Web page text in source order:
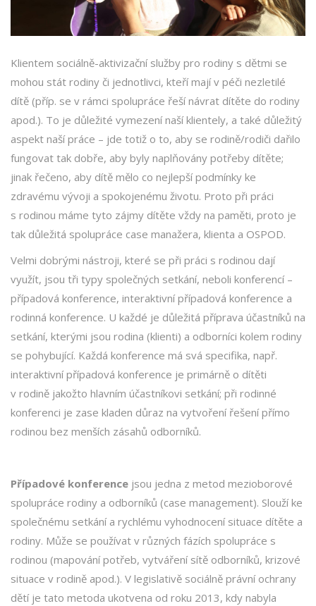
Klientem sociálně-aktivizační služby pro rodiny s dětmi se
mohou stát rodiny či jednotlivci, kteří mají v péči nezletilé
dítě (příp. se v rámci spolupráce řeší návrat dítěte do rodiny
apod.). To je důležité vymezení naší klientely, a také důležitý
aspekt naší práce – jde totiž o to, aby se rodině/rodiči dařilo
fungovat tak dobře, aby byly naplňovány potřeby dítěte;
jinak řečeno, aby dítě mělo co nejlepší podmínky ke
zdravému vývoji a spokojenému životu. Proto při práci
s rodinou máme tyto zájmy dítěte vždy na paměti, proto je
tak důležitá spolupráce case manažera, klienta a OSPOD.
Velmi dobrými nástroji, které se při práci s rodinou dají
využít, jsou tři typy společných setkání, neboli konferencí –
případová konference, interaktivní případová konference a
rodinná konference. U každé je důležitá příprava účastníků na
setkání, kterými jsou rodina (klienti) a odborníci kolem rodiny
se pohybující. Každá konference má svá specifika, např.
interaktivní případová konference je primárně o dítěti
v rodině jakožto hlavním účastníkovi setkání; při rodinné
konferenci je zase kladen důraz na vytvoření řešení přímo
rodinou bez menších zásahů odborníků.
Případové konference jsou jedna z metod mezioborové
spolupráce rodiny a odborníků (case management). Slouží ke
společnému setkání a rychlému vyhodnocení situace dítěte a
rodiny. Může se používat v různých fázích spolupráce s
rodinou (mapování potřeb, vytváření sítě odborníků, krizové
situace v rodině apod.). V legislativě sociálně právní ochrany
dětí je tato metoda ukotvena od roku 2013, kdy nabyla